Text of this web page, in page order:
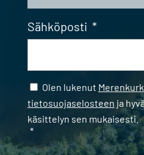
Sähköposti *
Samtycke *
Olen lukenut
tietosuojaselosteen ja
käsittelyn sen mukaisesti.
*